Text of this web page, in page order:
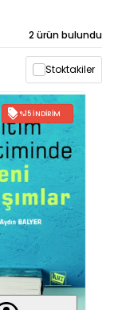
2 ürün bulundu
Stoktakiler
%15 İNDIRIM